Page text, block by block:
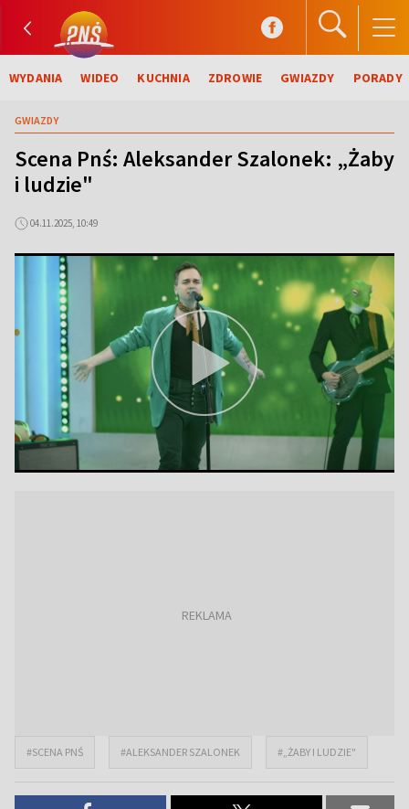
WYDANIA WIDEO KUCHNIA ZDROWIE GWIAZDY PORADY
GWIAZDY
Scena Pnś: Aleksander Szalonek: „Żaby
i ludzie"
04.11.2025, 10:49
#SCENA PNŚ #ALEKSANDER SZALONEK #„ŻABY I LUDZIE"